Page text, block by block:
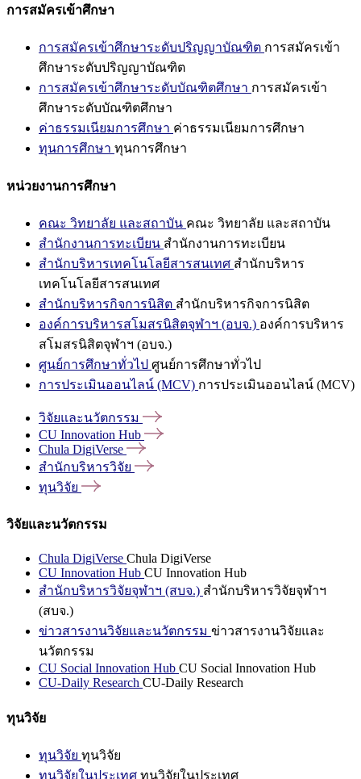
การสมัครเข้าศึกษา
การสมัครเข้าศึกษาระดับปริญญาบัณฑิต การสมัครเข้า
ศึกษาระดับปริญญาบัณฑิต
การสมัครเข้าศึกษาระดับบัณฑิตศึกษา การสมัครเข้า
ศึกษาระดับบัณฑิตศึกษา
ค่าธรรมเนียมการศึกษา ค่าธรรมเนียมการศึกษา
ทุนการศึกษา ทุนการศึกษา
หน่วยงานการศึกษา
คณะ วิทยาลัย และสถาบัน คณะ วิทยาลัย และสถาบัน
สำนักงานการทะเบียน สำนักงานการทะเบียน
สำนักบริหารเทคโนโลยีสารสนเทศ สำนักบริหาร
เทคโนโลยีสารสนเทศ
สำนักบริหารกิจการนิสิต สำนักบริหารกิจการนิสิต
องค์การบริหารสโมสรนิสิตจุฬาฯ (อบจ.) องค์การบริหาร
สโมสรนิสิตจุฬาฯ (อบจ.)
ศูนย์การศึกษาทั่วไป ศูนย์การศึกษาทั่วไป
การประเมินออนไลน์ (MCV) การประเมินออนไลน์ (MCV)
วิจัยและนวัตกรรม
CU Innovation Hub
Chula DigiVerse
สำนักบริหารวิจัย
ทุนวิจัย
วิจัยและนวัตกรรม
Chula DigiVerse Chula DigiVerse
CU Innovation Hub CU Innovation Hub
สำนักบริหารวิจัยจุฬาฯ (สบจ.) สำนักบริหารวิจัยจุฬาฯ
(สบจ.)
ข่าวสารงานวิจัยและนวัตกรรม ข่าวสารงานวิจัยและ
นวัตกรรม
CU Social Innovation Hub CU Social Innovation Hub
CU-Daily Research CU-Daily Research
ทุนวิจัย
ทุนวิจัย ทุนวิจัย
ทุนวิจัยในประเทศ ทุนวิจัยในประเทศ